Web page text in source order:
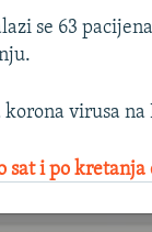
se 63
virusa na
sat i po kretanja